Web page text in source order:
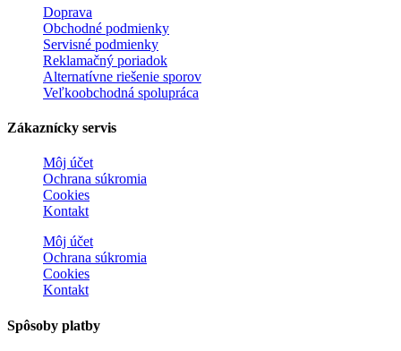
Doprava
Obchodné podmienky
Servisné podmienky
Reklamačný poriadok
Alternatívne riešenie sporov
Veľkoobchodná spolupráca
Zákaznícky servis
Môj účet
Ochrana súkromia
Cookies
Kontakt
Môj účet
Ochrana súkromia
Cookies
Kontakt
Spôsoby platby